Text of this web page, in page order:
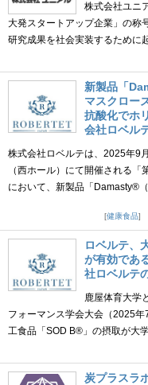
株式会社ユニ
大発スタートアップ企業」の称
研究成果を社会実装するため
新製品「
マスクロー
抗酸化でホ
会社ロベル
株式会社ロベルテは、2025年9
（西ホール）にて開催される
において、新製品「Damasty®
健康食品
ロベルテ、
が有効であ
社ロベルテ
鹿屋体育大学
フォーマンス学会大会（2025
工食品「SOD B®」の摂取が大
炭プラスラ